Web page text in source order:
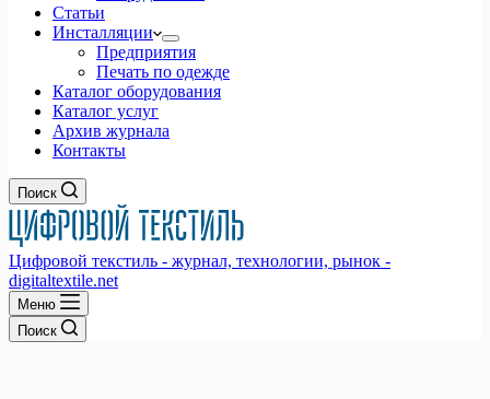
Статьи
Инсталляции
Предприятия
Печать по одежде
Каталог оборудования
Каталог услуг
Архив журнала
Контакты
Поиск
Цифровой текстиль - журнал, технологии, рынок -
digitaltextile.net
Меню
Поиск